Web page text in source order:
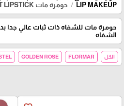
LIP MAKEUP
حومرة مات MATT LIPSTICK
حومرة مات للشفاه ذات ثبات عالي
الشفاه
الكل FLORMAR
GOLDEN ROSE